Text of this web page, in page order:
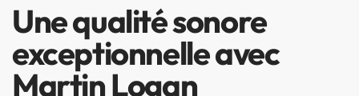
Une qualité sonore
exceptionnelle avec
Martin Logan